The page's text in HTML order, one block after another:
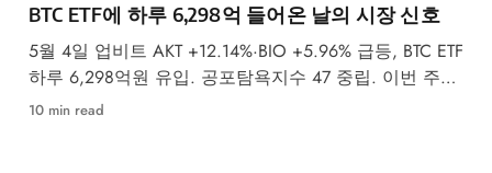
BTC ETF에 하루 6,298억 들어온 날의 시장 신호
5월 4일 업비트 AKT +12.14%·BIO +5.96% 급등, BTC ETF
하루 6,298억원 유입. 공포탐욕지수 47 중립. 이번 주
FOMC 금리 결정이 최대 변수입니다.
10 min read